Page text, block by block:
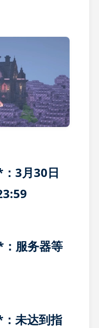
3月30日
服务器等
未达到指